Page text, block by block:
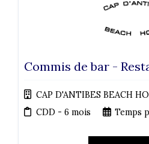
Commis de bar -
CAP D'ANTIBES BEACH
CDD - 6 mois
Temps